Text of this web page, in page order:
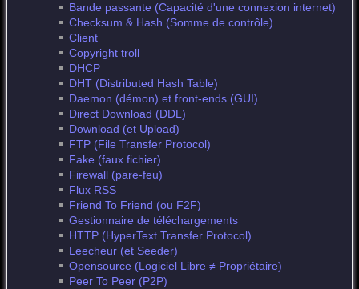
Bande passante (Capacité d'une connexion internet)
Checksum & Hash (Somme de contrôle)
Client
Copyright troll
DHCP
DHT (Distributed Hash Table)
Daemon (démon) et front-ends (GUI)
Direct Download (DDL)
Download (et Upload)
FTP (File Transfer Protocol)
Fake (faux fichier)
Firewall (pare-feu)
Flux RSS
Friend To Friend (ou F2F)
Gestionnaire de téléchargements
HTTP (HyperText Transfer Protocol)
Leecheur (et Seeder)
Opensource (Logiciel Libre ≠ Propriétaire)
Peer To Peer (P2P)